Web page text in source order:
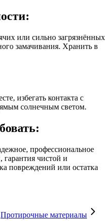
или сильно загрязнённых
замачивания. Хранить в
избегать контакта с
солнечным светом.
профессиональное
гарантия чистой и
повреждений или остатка
Протирочные материалы